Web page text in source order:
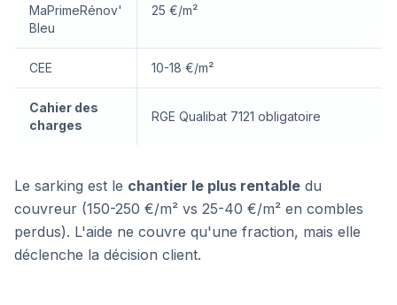
MaPrimeRénov'
Bleu
25 €/m²
CEE 10-18 €/m²
Cahier des
charges
RGE Qualibat 7121 obligatoire
Le sarking est le chantier le plus rentable du
couvreur (150-250 €/m² vs 25-40 €/m² en combles
perdus). L'aide ne couvre qu'une fraction, mais elle
déclenche la décision client.